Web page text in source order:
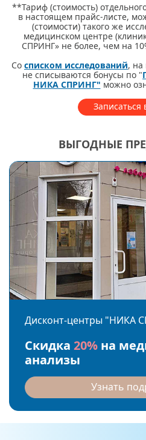
**Тариф (стоимость)
в настоящем прайс-листе,
(стоимости) такого же
медицинском центре
СПРИНГ» не более, чем на
Со списком исследований, на
не списываются бонусы по "
НИКА СПРИНГ" можно
Записаться
ВЫГОДНЫЕ
Дисконт-центры "НИКА
Скидка 20% на
анализы
Узнать